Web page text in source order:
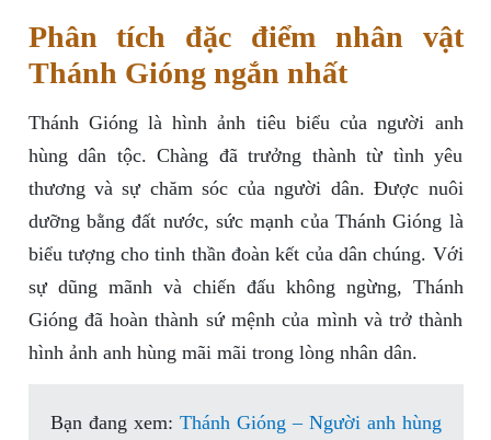
Phân tích đặc điểm nhân vật
Thánh Gióng ngắn nhất
Thánh Gióng là hình ảnh tiêu biểu của người anh
hùng dân tộc. Chàng đã trưởng thành từ tình yêu
thương và sự chăm sóc của người dân. Được nuôi
dưỡng bằng đất nước, sức mạnh của Thánh Gióng là
biểu tượng cho tinh thần đoàn kết của dân chúng. Với
sự dũng mãnh và chiến đấu không ngừng, Thánh
Gióng đã hoàn thành sứ mệnh của mình và trở thành
hình ảnh anh hùng mãi mãi trong lòng nhân dân.
Bạn đang xem: Thánh Gióng – Người anh hùng